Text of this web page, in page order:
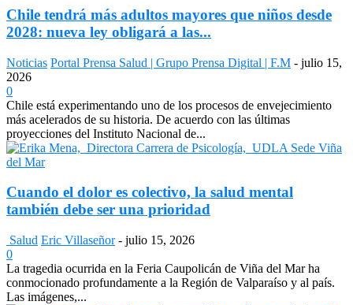
Chile tendrá más adultos mayores que niños desde
2028: nueva ley obligará a las...
Noticias Portal Prensa Salud | Grupo Prensa Digital | F.M - julio 15,
2026
0
Chile está experimentando uno de los procesos de envejecimiento
más acelerados de su historia. De acuerdo con las últimas
proyecciones del Instituto Nacional de...
Cuando el dolor es colectivo, la salud mental
también debe ser una prioridad
Salud Eric Villaseñor - julio 15, 2026
0
La tragedia ocurrida en la Feria Caupolicán de Viña del Mar ha
conmocionado profundamente a la Región de Valparaíso y al país.
Las imágenes,...